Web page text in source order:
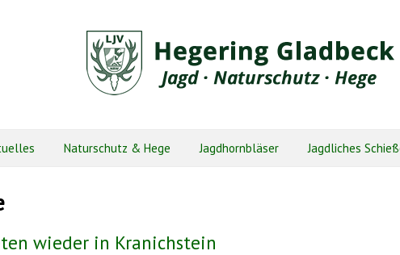
Naturschutz & Hege Jagdhornbläser Jagdliches
wieder in Kranichstein